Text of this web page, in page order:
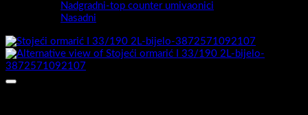
Nadgradni-top counter umivaonici
Nasadni